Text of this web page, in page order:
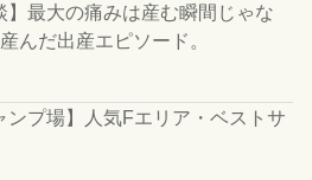
】最大の痛みは産む瞬間じゃな
んだ出産エピソード。
ンプ場】人気Fエリア・ベストサ